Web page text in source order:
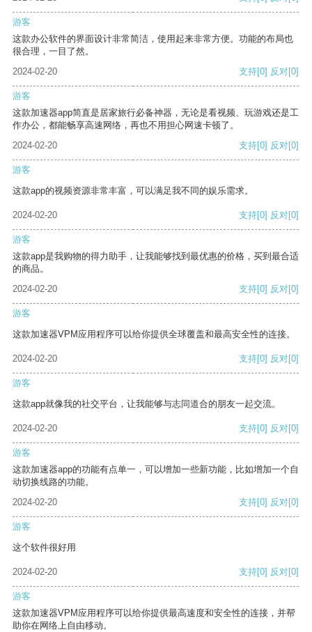
游客
这款办公软件的界面设计非常简洁，使用起来非常方便。功能的布局也
很合理，一目了然。
2024-02-20
支持[0] 反对[0]
游客
这款加速器app简直是居家旅行必备神器，无论是看视频、玩游戏还是工
作办公，都能畅享高速网络，再也不用担心网速卡顿了。
2024-02-20
支持[0] 反对[0]
游客
这款app的视频资源非常丰富，可以满足我不同的娱乐需求。
2024-02-20 支持[0] 反对[0]
游客
这款app是我购物的得力助手，让我能够找到最优惠的价格，买到最合适
的商品。
2024-02-20
支持[0] 反对[0]
游客
这款加速器VPM应用程序可以给你提供全球覆盖和最高安全性的连接。
2024-02-20 支持[0] 反对[0]
游客
这款app就像我的社交平台，让我能够与志同道合的朋友一起交流。
2024-02-20 支持[0] 反对[0]
游客
这款加速器app的功能有点单一，可以增加一些新功能，比如增加一个自
动切换线路的功能。
2024-02-20
支持[0] 反对[0]
游客
这个软件很好用
2024-02-20 支持[0] 反对[0]
游客
这款加速器VPM应用程序可以给你提供最高速度和安全性的连接，并帮
助你在网络上自由移动。